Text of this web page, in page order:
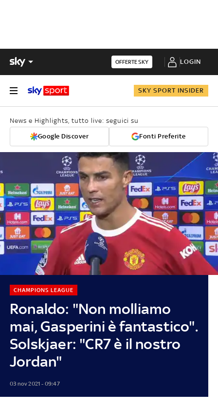
OFFERTE SKY LOGIN
SKY SPORT INSIDER
News e Highlights, tutto live: seguici su
Google Discover Fonti Preferite
Ronaldo: "Non molliamo
mai, Gasperini è fantastico".
Solskjaer: "CR7 è il nostro
Jordan"
CHAMPIONS LEAGUE
03 nov 2021 - 09:47